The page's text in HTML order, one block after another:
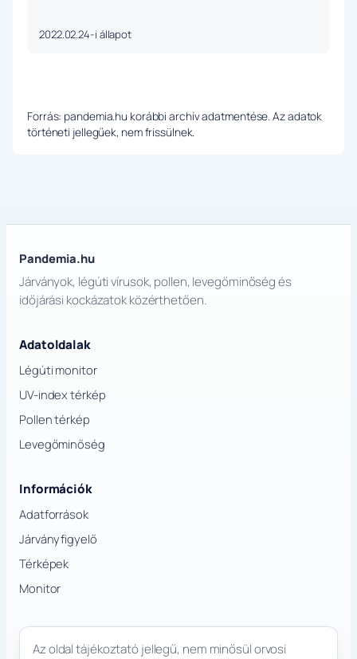
2022.02.24-i állapot
Forrás: pandemia.hu korábbi archív adatmentése. Az adatok
történeti jellegűek, nem frissülnek.
Pandemia.hu
Járványok, légúti vírusok, pollen, levegőminőség és
időjárási kockázatok közérthetően.
Adatoldalak
Légúti monitor
UV-index térkép
Pollen térkép
Levegőminőség
Információk
Adatforrások
Járványfigyelő
Térképek
Monitor
Az oldal tájékoztató jellegű, nem minősül orvosi